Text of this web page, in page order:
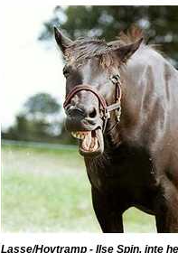
Lasse/Hovtramp - Ilse Spin, inte